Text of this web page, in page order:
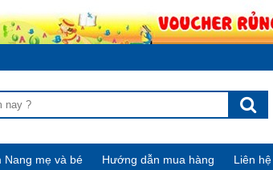
Nang mẹ và bé Hướng dẫn mua hàng Liên hệ